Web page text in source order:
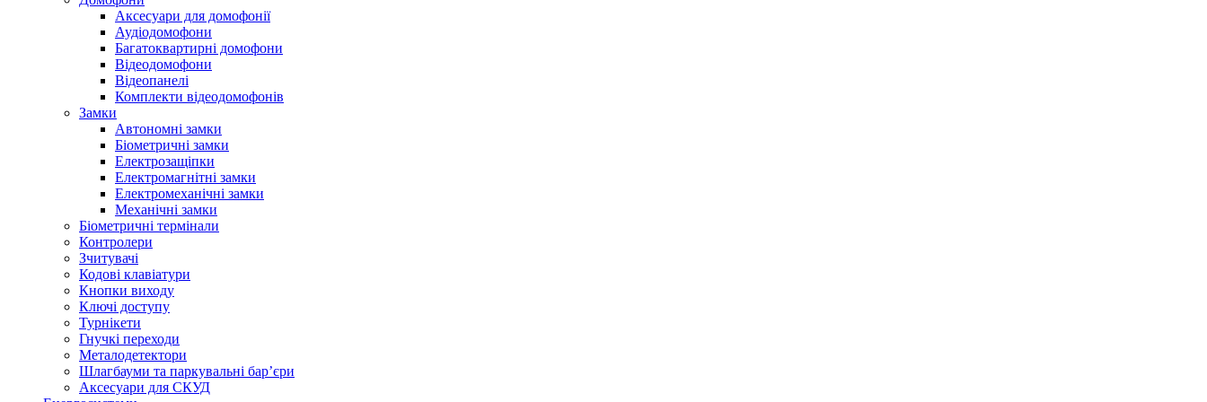
Аксесуари для домофонії
Аудіодомофони
Багатоквартирні домофони
Відеодомофони
Відеопанелі
Комплекти відеодомофонів
Замки
Автономні замки
Біометричні замки
Електрозащіпки
Електромагнітні замки
Електромеханічні замки
Механічні замки
Біометричні термінали
Контролери
Зчитувачі
Кодові клавіатури
Кнопки виходу
Ключі доступу
Турнікети
Гнучкі переходи
Металодетектори
Шлагбауми та паркувальні бар’єри
Аксесуари для СКУД